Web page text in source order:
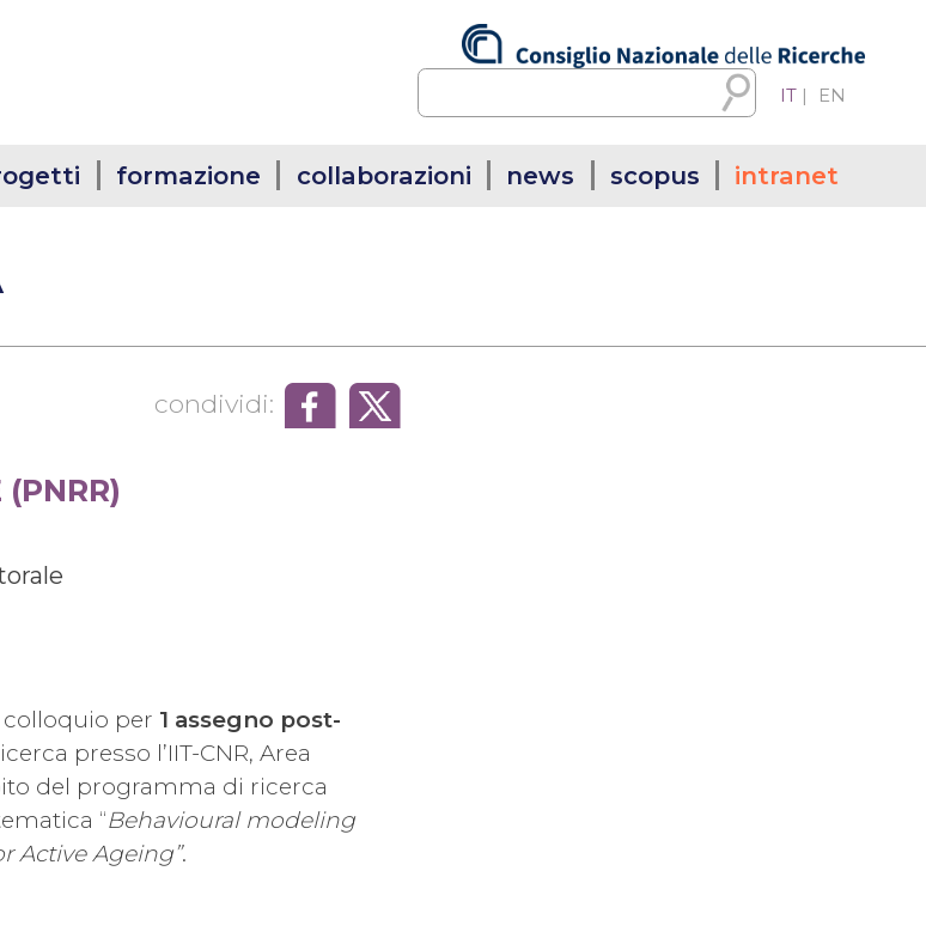
IT| EN
formazione collaborazioni news scopus intranet
condividi:
per 1 assegno post-
presso l’IIT-CNR, Area
del programma di ricerca
“Behavioural modeling
Active Ageing”.